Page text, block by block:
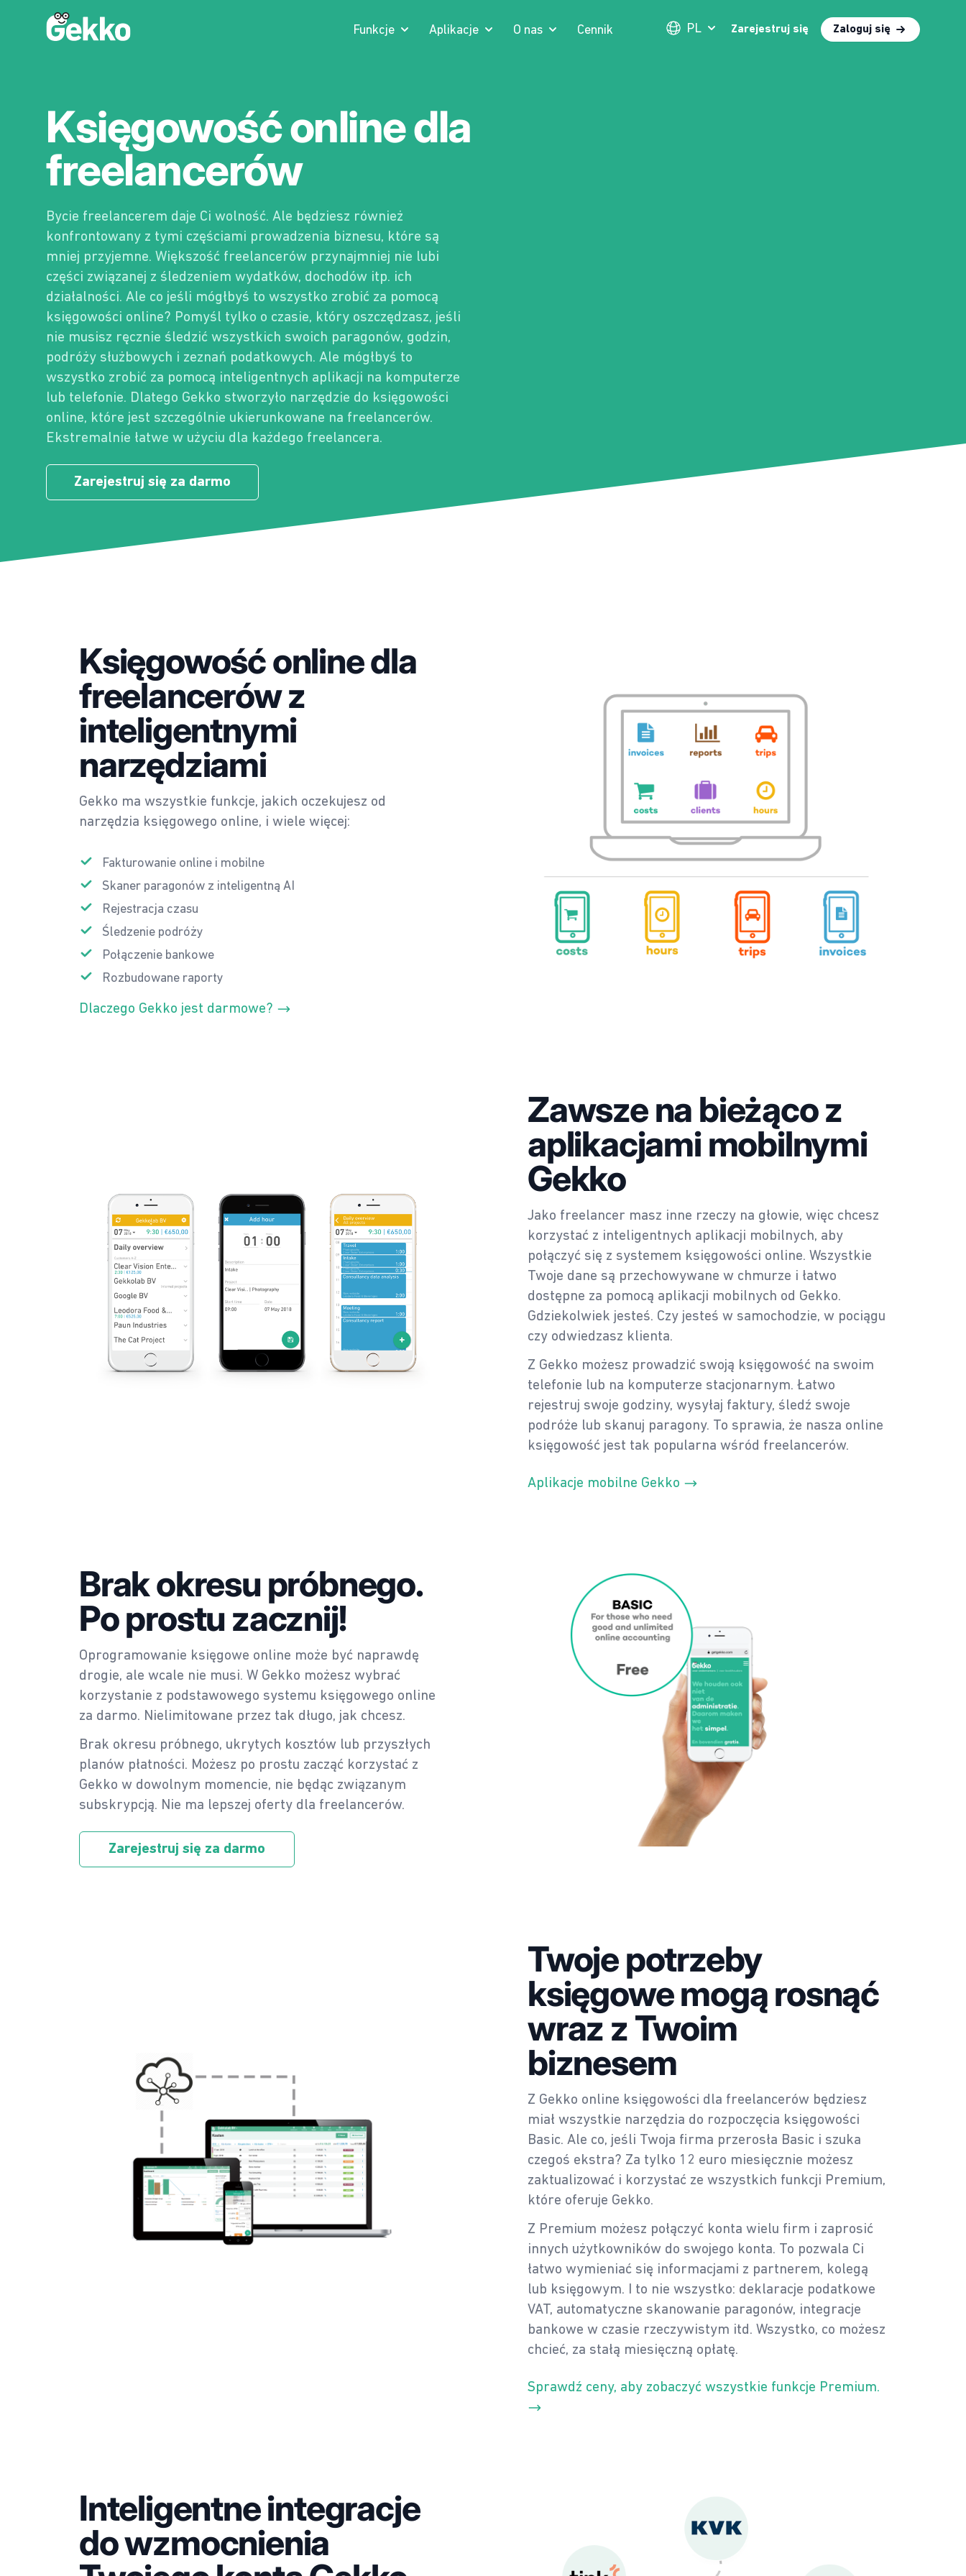
Gekko
Funkcje Aplikacje O nas Cennik PL Zarejestruj się Zaloguj się
Księgowość online dla
freelancerów
Bycie freelancerem daje Ci wolność. Ale będziesz również
konfrontowany z tymi częściami prowadzenia biznesu, które są
mniej przyjemne. Większość freelancerów przynajmniej nie lubi
części związanej z śledzeniem wydatków, dochodów itp. ich
działalności. Ale co jeśli mógłbyś to wszystko zrobić za pomocą
księgowości online? Pomyśl tylko o czasie, który oszczędzasz, jeśli
nie musisz ręcznie śledzić wszystkich swoich paragonów, godzin,
podróży służbowych i zeznań podatkowych. Ale mógłbyś to
wszystko zrobić za pomocą inteligentnych aplikacji na komputerze
lub telefonie. Dlatego Gekko stworzyło narzędzie do księgowości
online, które jest szczególnie ukierunkowane na freelancerów.
Ekstremalnie łatwe w użyciu dla każdego freelancera.
Zarejestruj się za darmo
Księgowość online dla
freelancerów z
inteligentnymi
narzędziami
Gekko ma wszystkie funkcje, jakich oczekujesz od
narzędzia księgowego online, i wiele więcej:
Fakturowanie online i mobilne
Skaner paragonów z inteligentną AI
Rejestracja czasu
Śledzenie podróży
Połączenie bankowe
Rozbudowane raporty
Dlaczego Gekko jest darmowe?
Zawsze na bieżąco z
aplikacjami mobilnymi
Gekko
Jako freelancer masz inne rzeczy na głowie, więc chcesz
korzystać z inteligentnych aplikacji mobilnych, aby
połączyć się z systemem księgowości online. Wszystkie
Twoje dane są przechowywane w chmurze i łatwo
dostępne za pomocą aplikacji mobilnych od Gekko.
Gdziekolwiek jesteś. Czy jesteś w samochodzie, w pociągu
czy odwiedzasz klienta.
Z Gekko możesz prowadzić swoją księgowość na swoim
telefonie lub na komputerze stacjonarnym. Łatwo
rejestruj swoje godziny, wysyłaj faktury, śledź swoje
podróże lub skanuj paragony. To sprawia, że nasza online
księgowość jest tak popularna wśród freelancerów.
Aplikacje mobilne Gekko
Brak okresu próbnego.
Po prostu zacznij!
Oprogramowanie księgowe online może być naprawdę
drogie, ale wcale nie musi. W Gekko możesz wybrać
korzystanie z podstawowego systemu księgowego online
za darmo. Nielimitowane przez tak długo, jak chcesz.
Brak okresu próbnego, ukrytych kosztów lub przyszłych
planów płatności. Możesz po prostu zacząć korzystać z
Gekko w dowolnym momencie, nie będąc związanym
subskrypcją. Nie ma lepszej oferty dla freelancerów.
Zarejestruj się za darmo
Twoje potrzeby
księgowe mogą rosnąć
wraz z Twoim
biznesem
Z Gekko online księgowości dla freelancerów będziesz
miał wszystkie narzędzia do rozpoczęcia księgowości
Basic. Ale co, jeśli Twoja firma przerosła Basic i szuka
czegoś ekstra? Za tylko 12 euro miesięcznie możesz
zaktualizować i korzystać ze wszystkich funkcji Premium,
które oferuje Gekko.
Z Premium możesz połączyć konta wielu firm i zaprosić
innych użytkowników do swojego konta. To pozwala Ci
łatwo wymieniać się informacjami z partnerem, kolegą
lub księgowym. I to nie wszystko: deklaracje podatkowe
VAT, automatyczne skanowanie paragonów, integracje
bankowe w czasie rzeczywistym itd. Wszystko, co możesz
chcieć, za stałą miesięczną opłatę.
Sprawdź ceny, aby zobaczyć wszystkie funkcje Premium.
Inteligentne integracje
do wzmocnienia